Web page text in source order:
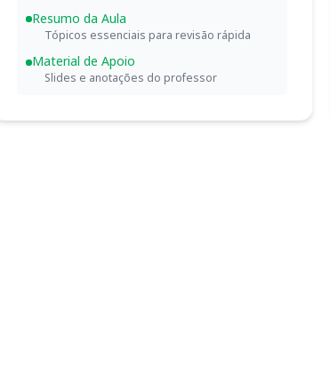
Resumo da Aula
Tópicos essenciais para revisão rápida
Material de Apoio
Slides e anotações do professor